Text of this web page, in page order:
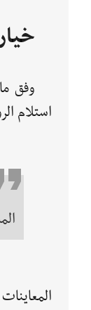
وفق
استلام